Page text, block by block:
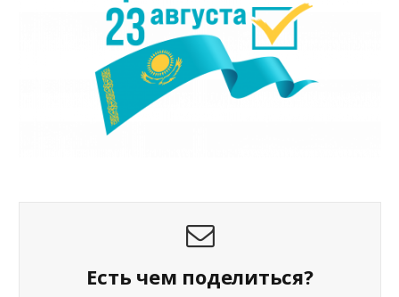
Есть чем поделиться?